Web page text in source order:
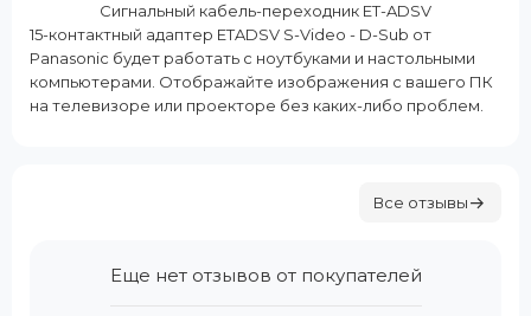
Сигнальный кабель-переходник ET-ADSV
15-контактный адаптер ETADSV S-Video - D-Sub от
Panasonic будет работать с ноутбуками и настольными
компьютерами. Отображайте изображения с вашего ПК
на телевизоре или проекторе без каких-либо проблем.
Все отзывы
Еще нет отзывов от покупателей